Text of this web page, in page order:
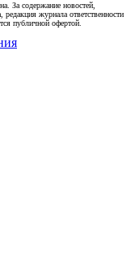
За содержание новостей,
журнала ответственности
публичной офертой.